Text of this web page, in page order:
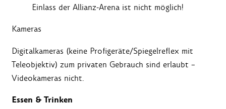
Einlass der Allianz-Arena ist nicht möglich!
Kameras
Digitalkameras (keine Profigeräte/Spiegelreflex mit
Teleobjektiv) zum privaten Gebrauch sind erlaubt –
Videokameras nicht.
Essen & Trinken